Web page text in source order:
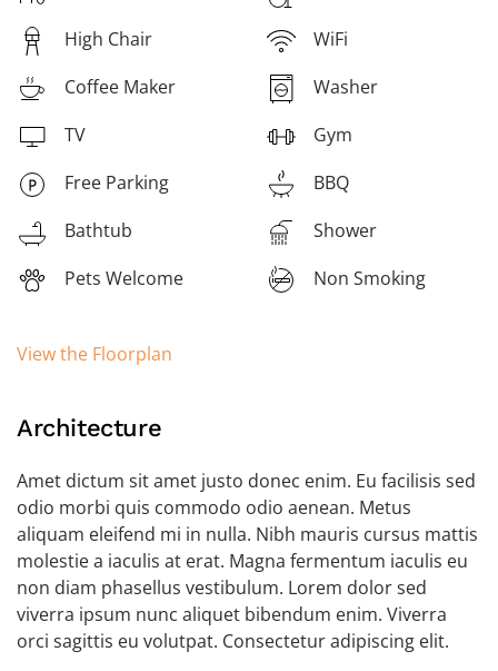
High Chair
WiFi
Coffee Maker
Washer
TV
Gym
Free Parking
BBQ
Bathtub
Shower
Pets Welcome
Non Smoking
View the Floorplan
Architecture
Amet dictum sit amet justo donec enim. Eu facilisis sed
odio morbi quis commodo odio aenean. Metus
aliquam eleifend mi in nulla. Nibh mauris cursus mattis
molestie a iaculis at erat. Magna fermentum iaculis eu
non diam phasellus vestibulum. Lorem dolor sed
viverra ipsum nunc aliquet bibendum enim. Viverra
orci sagittis eu volutpat. Consectetur adipiscing elit.